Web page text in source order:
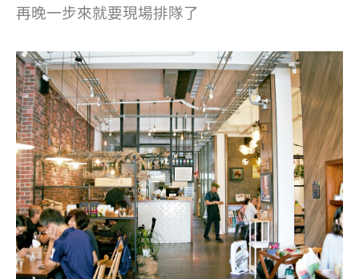
再晚一步來就要現場排隊了